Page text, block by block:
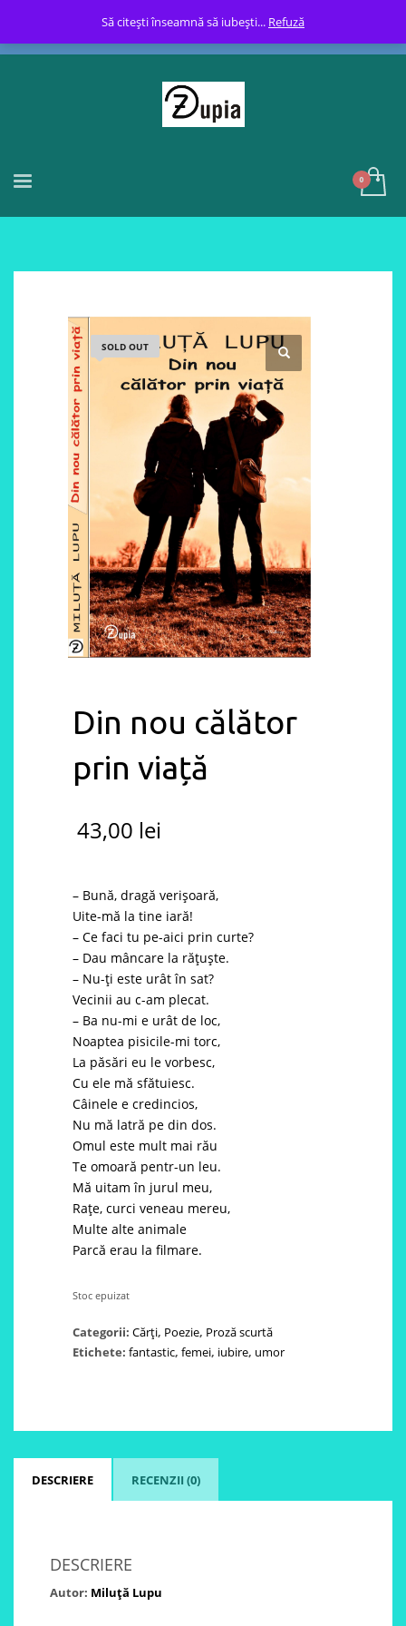
SOLD OUT
Din nou călător
prin viață
43,00 lei
– Bună, dragă verișoară,
Uite-mă la tine iară!
– Ce faci tu pe-aici prin curte?
– Dau mâncare la rățuște.
– Nu-ţi este urât în sat?
Vecinii au c-am plecat.
– Ba nu-mi e urât de loc,
Noaptea pisicile-mi torc,
La păsări eu le vorbesc,
Cu ele mă sfătuiesc.
Câinele e credincios,
Nu mă latră pe din dos.
Omul este mult mai rău
Te omoară pentr-un leu.
Mă uitam în jurul meu,
Raţe, curci veneau mereu,
Multe alte animale
Parcă erau la filmare.
Stoc epuizat
Categorii: Cărți, Poezie, Proză scurtă
Etichete: fantastic, femei, iubire, umor
DESCRIERE RECENZII (0)
DESCRIERE
Autor: Miluță Lupu
Să citești înseamnă să iubești... Refuză